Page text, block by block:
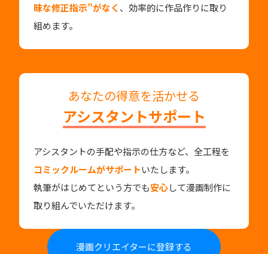
昧な修正指示”がなく 、効率的に作品作りに取り
組めます。
あなたの得意を活かせる
アシスタントサポート
アシスタントの手配や指示の仕方など、全工程を
コミックルームがサポートいたします。
執筆がはじめてという方でも安心して漫画制作に
取り組んでいただけます。
漫画クリエイターに登録する